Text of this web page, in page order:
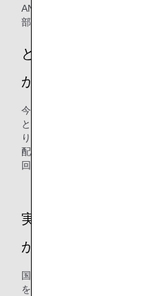
ANAエアポートサービス（株）
部 谷井さん
どのようなきっかけ
か？
今回調整した駐機場は、後方に
と出発が輻輳した場合、どちら
り、定時運航の妨げとなってい
配慮した運用をすべく、国土交
回の運用開始に繋げることがで
実現までにどのような
か？
国土交通省航空局のご協力も頂
を確認し、自走での出発が実現